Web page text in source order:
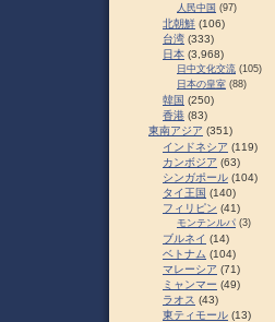
人民中国 (97)
北朝鮮 (106)
台湾 (333)
日本 (3,968)
日中文化交流 (105)
日本の皇室 (88)
韓国 (250)
香港 (83)
東南アジア (351)
インドネシア (119)
カンボジア (63)
シンガポール (104)
タイ王国 (140)
フィリピン (41)
モンテンルパ (3)
ブルネイ (14)
ベトナム (104)
マレーシア (71)
ミャンマー (49)
ラオス (43)
東ティモール (13)